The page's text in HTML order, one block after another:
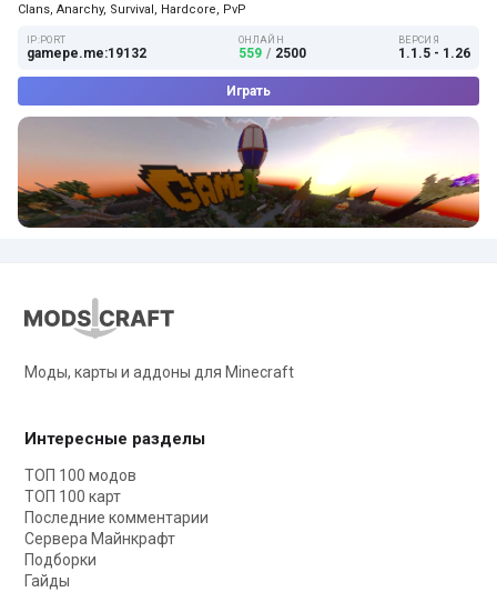
Clans, Anarchy, Survival, Hardcore, PvP
IP:PORT
gamepe.me:19132
ОНЛАЙН
559 / 2500
ВЕРСИЯ
1.1.5 - 1.26
Играть
Моды, карты и аддоны для Minecraft
Интересные разделы
ТОП 100 модов
ТОП 100 карт
Последние комментарии
Сервера Майнкрафт
Подборки
Гайды